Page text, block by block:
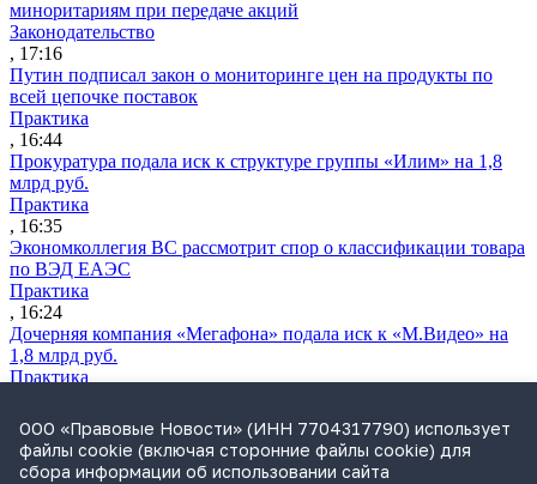
миноритариям при передаче акций
Законодательство
, 17:16
Путин подписал закон о мониторинге цен на продукты по
всей цепочке поставок
Практика
, 16:44
Прокуратура подала иск к структуре группы «Илим» на 1,8
млрд руб.
Практика
, 16:35
Экономколлегия ВС рассмотрит спор о классификации товара
по ВЭД ЕАЭС
Практика
, 16:24
Дочерняя компания «Мегафона» подала иск к «М.Видео» на
1,8 млрд руб.
Практика
СИП проверит отмену патента на систему управления
устройствами после возражений «Яндекса»
Практика
ООО «Правовые Новости» (ИНН 7704317790) использует
файлы cookie (включая сторонние файлы cookie) для
сбора информации об использовании сайта